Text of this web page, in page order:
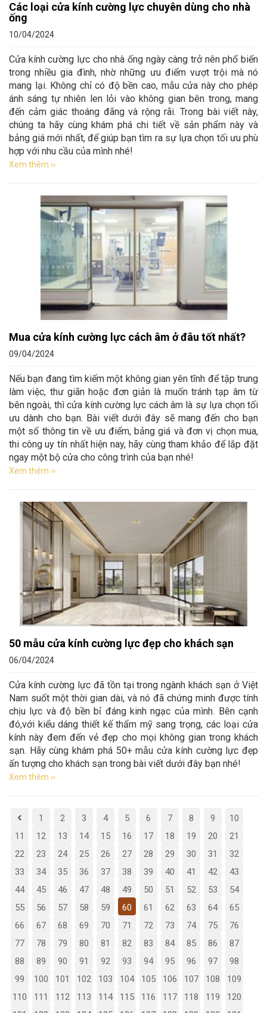
Các loại cửa kính cường lực chuyên dùng cho nhà
ống
10/04/2024
Cửa kính cường lực cho nhà ống ngày càng trở nên phổ biến
trong nhiều gia đình, nhờ những ưu điểm vượt trội mà nó
mang lại. Không chỉ có độ bền cao, mẫu cửa này cho phép
ánh sáng tự nhiên len lỏi vào không gian bên trong, mang
đến cảm giác thoáng đãng và rộng rãi. Trong bài viết này,
chúng ta hãy cùng khám phá chi tiết về sản phẩm này và
bảng giá mới nhất, để giúp bạn tìm ra sự lựa chọn tối ưu phù
hợp với nhu cầu của mình nhé!
Xem thêm ››
Mua cửa kính cường lực cách âm ở đâu tốt nhất?
09/04/2024
Nếu bạn đang tìm kiếm một không gian yên tĩnh để tập trung
làm việc, thư giãn hoặc đơn giản là muốn tránh tạp âm từ
bên ngoài, thì cửa kính cường lực cách âm là sự lựa chọn tối
ưu dành cho bạn. Bài viết dưới đây sẽ mang đến cho bạn
một số thông tin về ưu điểm, bảng giá và đơn vị chọn mua,
thi công uy tín nhất hiện nay, hãy cùng tham khảo để lắp đặt
ngay một bộ cửa cho công trình của bạn nhé!
Xem thêm ››
50 mẫu cửa kính cường lực đẹp cho khách sạn
06/04/2024
Cửa kính cường lực đã tồn tại trong ngành khách sạn ở Việt
Nam suốt một thời gian dài, và nó đã chứng minh được tính
chịu lực và độ bền bỉ đáng kinh ngạc của mình. Bên cạnh
đó,với kiểu dáng thiết kế thẩm mỹ sang trọng, các loại cửa
kính này đem đến vẻ đẹp cho mọi không gian trong khách
sạn. Hãy cùng khám phá 50+ mẫu cửa kính cường lực đẹp
ấn tượng cho khách sạn trong bài viết dưới đây bạn nhé!
Xem thêm ››
1 2 3 4 5 6 7 8 9
10
11
12 13 14 15 16 17 18 19 20
21
22
23 24 25 26 27 28 29 30 31
32
33
34 35 36 37 38 39 40 41 42
43
44
45 46 47 48 49 50 51 52 53
54
55
56 57 58 59 60 61 62 63 64
65
66
67 68 69 70 71 72 73 74 75
76
77
78 79 80 81 82 83 84 85 86
87
88
89 90 91 92 93 94 95 96 97
98
99
100 101 102 103 104 105 106 107 108
109
110
111 112 113 114 115 116 117 118 119
120